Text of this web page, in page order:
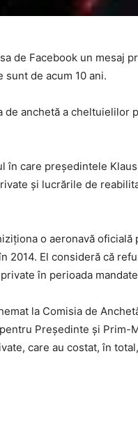
de Facebook un mesaj
de acum 10 ani.
anchetă a cheltuielilor
în care președintele
și lucrările de
o aeronavă
El consideră că
în perioada
la Comisia de
Președinte și Prim-
care au costat, în